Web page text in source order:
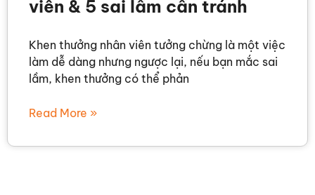
viên & 5 sai lầm cần tránh
Khen th­ưởng nhân viên tưởng chừng là một việc
làm dễ dàng nhưng ngược lại, nếu bạn mắc sai
lầm, khen thưởng có thể phản
Read More »